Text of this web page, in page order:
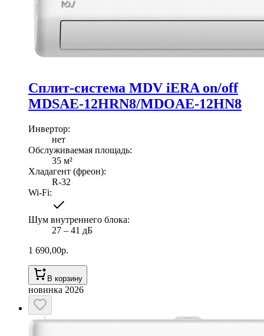
Сплит-система MDV iERA on/off
MDSAE-12HRN8/MDOAE-12HN8
Инвертор:
нет
Обслуживаемая площадь:
35 м²
Хладагент (фреон):
R-32
Wi-Fi:
Шум внутреннего блока:
27 ‒ 41 дБ
1 690,00р.
В корзину
новинка 2026